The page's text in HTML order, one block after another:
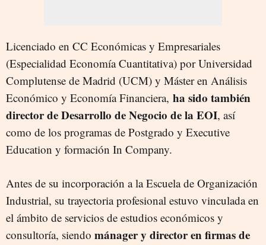
Licenciado en CC Económicas y Empresariales
(Especialidad Economía Cuantitativa) por Universidad
Complutense de Madrid (UCM) y Máster en Análisis
Económico y Economía Financiera, ha sido también
director de Desarrollo de Negocio de la EOI, así
como de los programas de Postgrado y Executive
Education y formación In Company.
Antes de su incorporación a la Escuela de Organización
Industrial, su trayectoria profesional estuvo vinculada en
el ámbito de servicios de estudios económicos y
consultoría, siendo mánager y director en firmas de